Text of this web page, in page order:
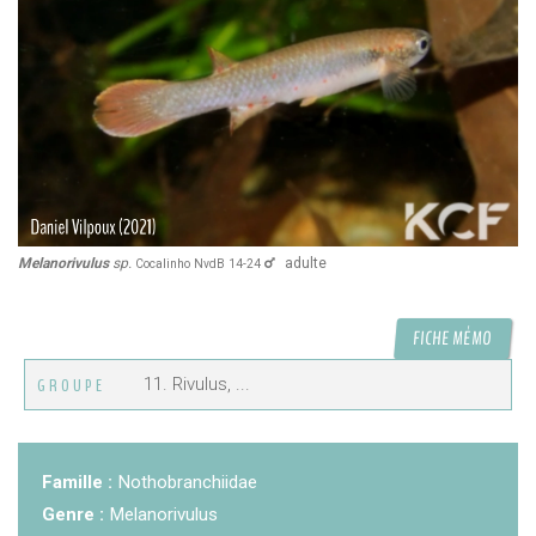
CZKA 2026
25-27 sep 2026 KCF FRANCE :52ème congrès du KCF
16-18 oct 2026 APK PORTUGAL : Congrès de l'APK 2026
22 août 2026 KCF EST :RDV à Nancy chez Denis !En savoir +
Réunion de Rentrée du KCF NordEn
5-6 sep 2026
SKS SUÈDE, DANEMARK, FINLANDE :Congrès
KCF ÎLE DE FRANCE :
de Septembre
Melanorivulussp. Cocalinho NvdB 14-24 adulte
FICHE MÉMO
GROUPE 11. Rivulus, ...
Famille : Nothobranchiidae
Genre : Melanorivulus